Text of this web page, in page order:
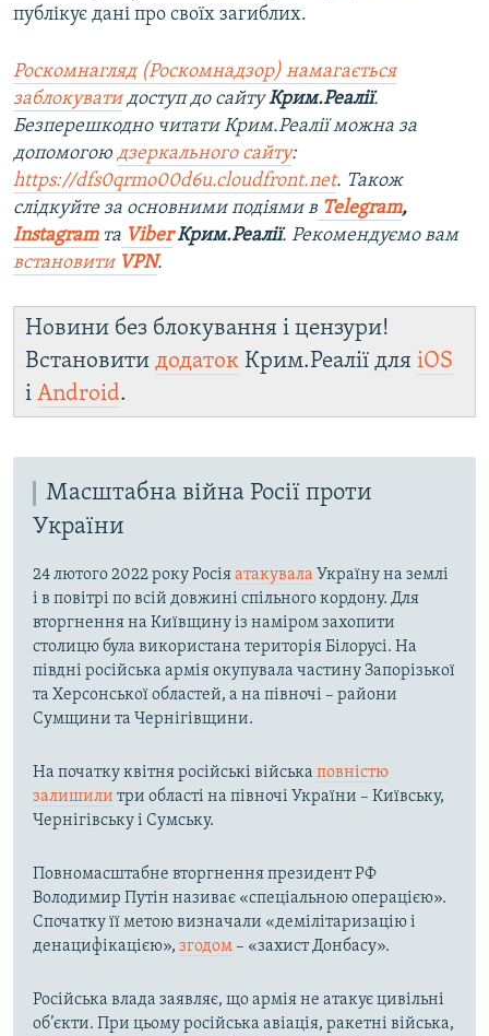
публікує дані про своїх загиблих.
Роскомнагляд (Роскомнадзор) намагається
заблокуватидоступ до сайтуКрим.Реалії.
Безперешкодно читати Крим.Реалії можна за
допомогою дзеркального сайту:
https://dfs0qrmo00d6u.cloudfront.net. Також
слідкуйте за основними подіями в Telegram,
Instagramта ViberКрим.Реалії. Рекомендуємо вам
встановити VPN.
Новини без блокування і цензури!
Встановити додаток Крим.Реалії для iOS
і Android.
Масштабна війна Росії проти
України
24 лютого 2022 року Росіяатакувала Україну на землі
і в повітрі по всій довжині спільного кордону. Для
вторгнення на Київщину із наміром захопити
столицю була використана територія Білорусі. На
півдні російська армія окупувала частину Запорізької
та Херсонської областей, а на півночі – райони
Сумщини та Чернігівщини.
На початку квітня російські війська повністю
залишили три області на півночі України – Київську,
Чернігівську і Сумську.
Повномасштабне вторгнення президент РФ
Володимир Путін називає «спеціальною операцією».
Спочатку її метою визначали «демілітаризацію і
денацифікацією», згодом– «захист Донбасу».
Російська влада заявляє, що армія не атакує цивільні
об’єкти. При цьому російська авіація, ракетні війська,